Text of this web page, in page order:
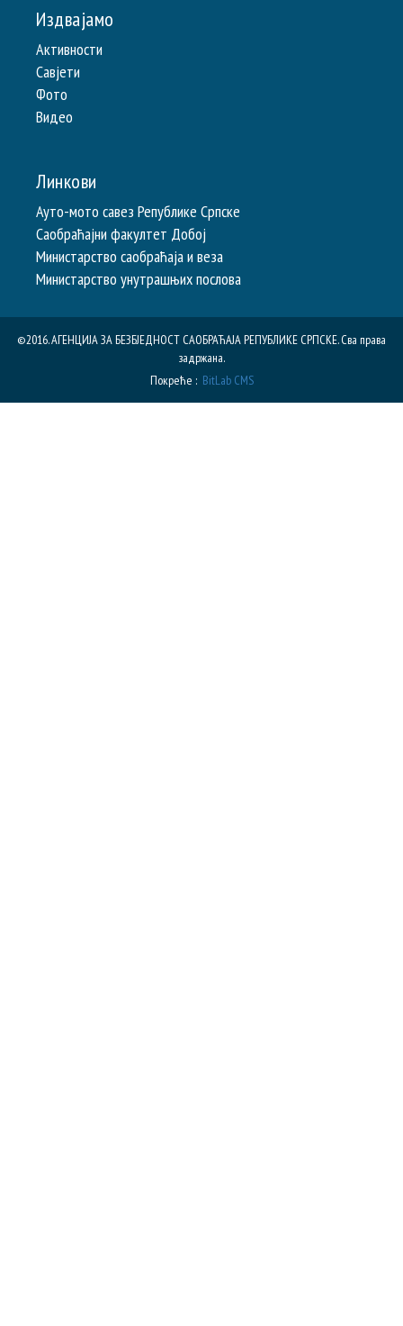
Издвајамо
Активности
Савјети
Фото
Видео
Линкови
Ауто-мото савез Републике Српске
Саобраћајни факултет Добој
Министарство саобраћаја и веза
Министарство унутрашњих послова
©2016. АГЕНЦИЈА ЗА БЕЗБЈЕДНОСТ САОБРАЋАЈА РЕПУБЛИКE СРПСКЕ. Сва права
задржана.
Покреће : BitLab CMS